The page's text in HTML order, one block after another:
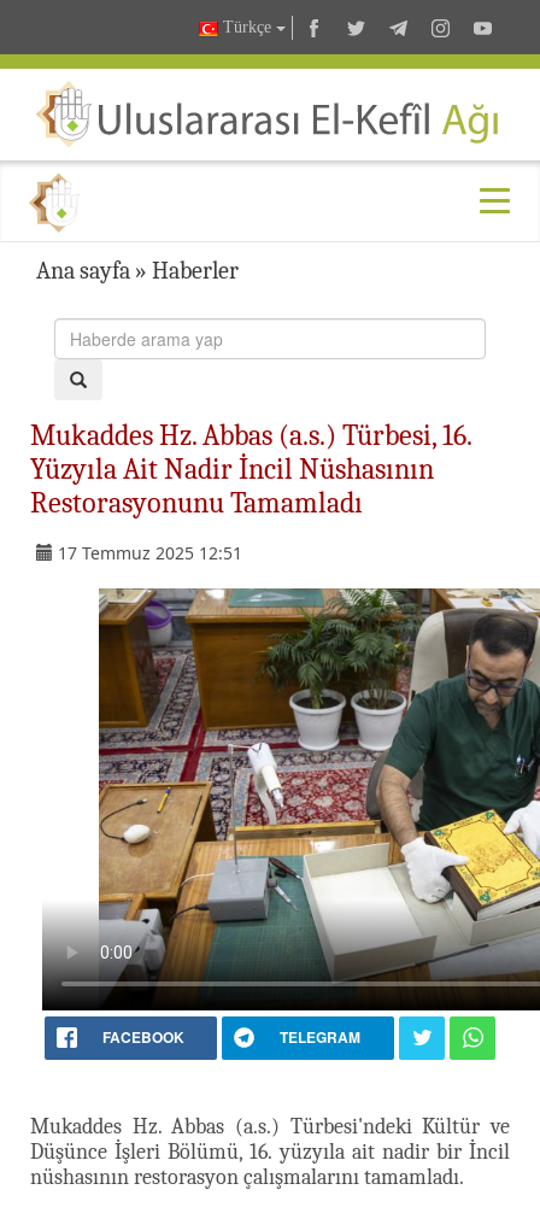
Türkçe
Ana sayfa » Haberler
Mukaddes Hz. Abbas (a.s.) Türbesi, 16.
Yüzyıla Ait Nadir İncil Nüshasının
Restorasyonunu Tamamladı
17 Temmuz 2025 12:51
FACEBOOK TELEGRAM
Mukaddes Hz. Abbas (a.s.) Türbesi'ndeki Kültür ve
Düşünce İşleri Bölümü, 16. yüzyıla ait nadir bir İncil
nüshasının restorasyon çalışmalarını tamamladı.